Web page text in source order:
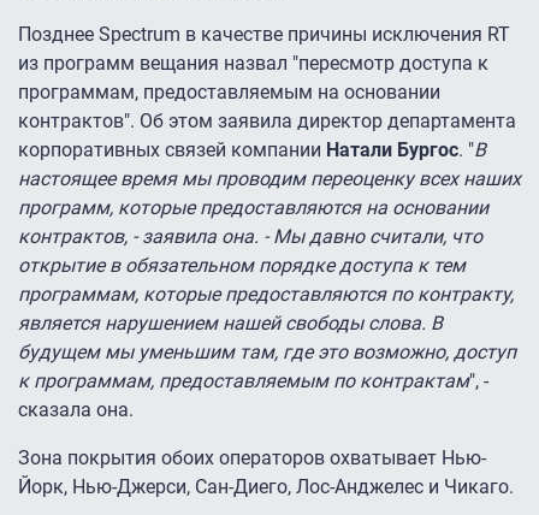
Позднее Spectrum в качестве причины исключения RT
из программ вещания назвал "пересмотр доступа к
программам, предоставляемым на основании
контрактов". Об этом заявила директор департамента
корпоративных связей компании Натали Бургос. "В
настоящее время мы проводим переоценку всех наших
программ, которые предоставляются на основании
контрактов, - заявила она. - Мы давно считали, что
открытие в обязательном порядке доступа к тем
программам, которые предоставляются по контракту,
является нарушением нашей свободы слова. В
будущем мы уменьшим там, где это возможно, доступ
к программам, предоставляемым по контрактам", -
сказала она.
Зона покрытия обоих операторов охватывает Нью-
Йорк, Нью-Джерси, Сан-Диего, Лос-Анджелес и Чикаго.